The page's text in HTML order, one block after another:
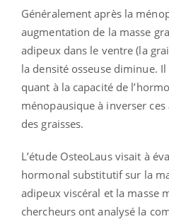
Généralement après la
augmentation de la masse
adipeux dans le ventre (la
la densité osseuse diminue.
quant à la capacité de
ménopausique à inverser
des graisses.
L’étude OsteoLaus visait à
hormonal substitutif sur la
adipeux viscéral et la masse
chercheurs ont analysé la